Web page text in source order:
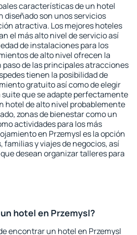
características de un hotel
diseñado son unos servicios
atractiva. Los mejores hoteles
el más alto nivel de servicio así
de instalaciones para los
de alto nivel ofrecen la
de las principales atracciones
tienen la posibilidad de
gratuito así como de elegir
que se adapte perfectamente
hotel de alto nivel probablemente
zonas de bienestar como un
actividades para los más
en Przemysl es la opción
familias y viajes de negocios, así
desean organizar talleres para
hotel en Przemysl?
encontrar un hotel en Przemysl